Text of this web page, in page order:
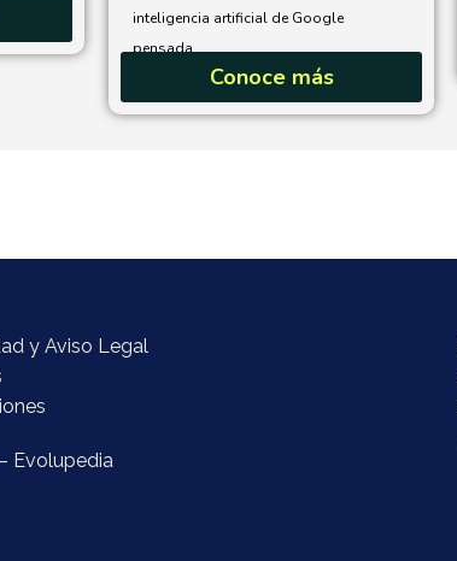
inteligencia artificial de Google
pensada...
Conoce más
y Aviso Legal
Evolupedia